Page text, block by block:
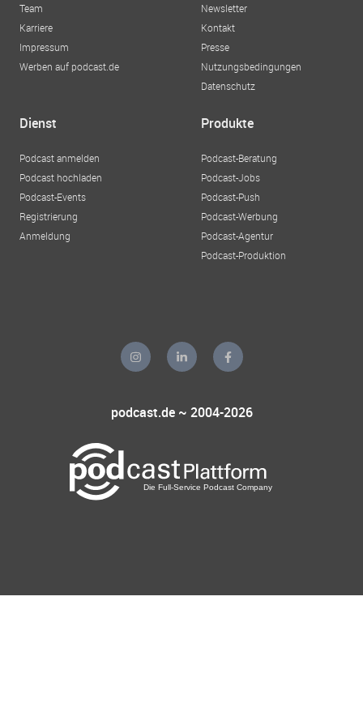
Team
Karriere
Impressum
Werben auf podcast.de
Newsletter
Kontakt
Presse
Nutzungsbedingungen
Datenschutz
Dienst
Podcast anmelden
Podcast hochladen
Podcast-Events
Registrierung
Anmeldung
Produkte
Podcast-Beratung
Podcast-Jobs
Podcast-Push
Podcast-Werbung
Podcast-Agentur
Podcast-Produktion
podcast.de ~ 2004-2026